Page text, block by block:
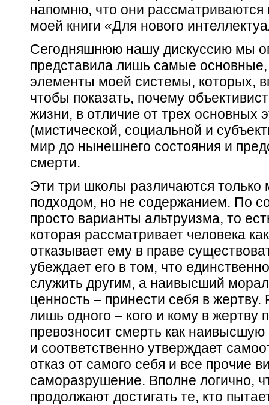
напомню, что они
моей книги «Для нового
Сегодняшнюю нашу дискуссию мы
представила лишь самые
элементы моей системы, которых,
чтобы показать, почему
жизни, в отличие от трех основных
(мистической, социальной и
мир до нынешнего состояния и
смерти.
Эти три школы различаются только
подходом, но не содержанием. По
просто варианты альтруизма, то
которая рассматривает человека
отказывает ему в праве
убеждает его в том, что
служить другим, а наивысший
ценность – принести себя в
лишь одного – кого и кому в жертву
превозносит смерть как наивысшую
и соответственно утверждает
отказ от самого себя и все прочие
саморазрушение. Вполне логично,
продолжают достигать те, кто